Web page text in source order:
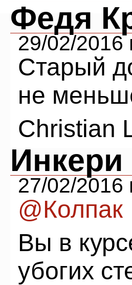
Федя
29/02/2016
Старый
не
Christian
Инкери
27/02/2016
@Колпак
Вы в
убогих